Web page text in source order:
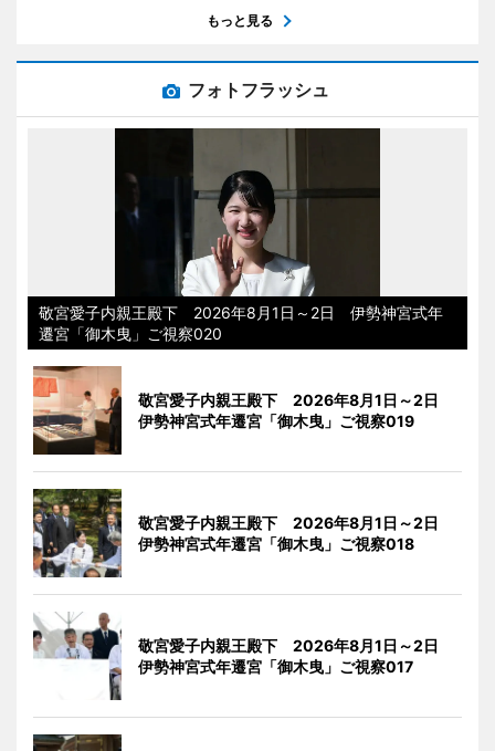
もっと見る
フォトフラッシュ
敬宮愛子内親王殿下 2026年8月1日～2日 伊勢神宮式年
遷宮「御木曳」ご視察020
敬宮愛子内親王殿下 2026年8月1日～2日
伊勢神宮式年遷宮「御木曳」ご視察019
敬宮愛子内親王殿下 2026年8月1日～2日
伊勢神宮式年遷宮「御木曳」ご視察018
敬宮愛子内親王殿下 2026年8月1日～2日
伊勢神宮式年遷宮「御木曳」ご視察017